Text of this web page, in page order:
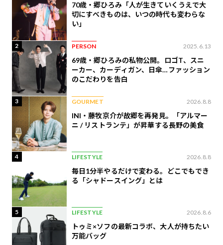
70歳・郷ひろみ「人が生きていくうえで大
切にすべきものは、いつの時代も変わらな
い」
2 PERSON 2025.6.13
69歳・郷ひろみの私物公開。ロゴT、スニ
ーカー、カーディガン、日傘…ファッション
のこだわりを告白
3 GOURMET 2026.8.8
INI・藤牧京介が故郷を再発見。「アルマー
ニ / リストランテ」が昇華する長野の美食
4 LIFESTYLE 2026.8.8
毎日1分半やるだけで変わる。どこでもでき
る「シャドースイング」とは
5 LIFESTYLE 2026.8.6
トゥミ×ソフの最新コラボ、大人が持ちたい
万能バッグ